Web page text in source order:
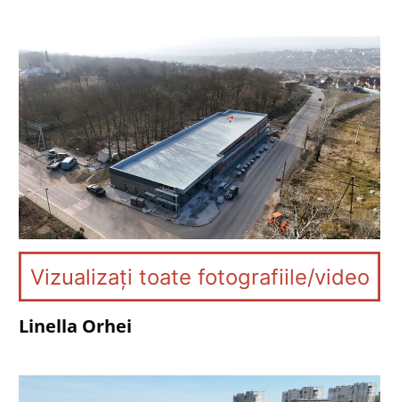
Vizualizați toate fotografiile/video
Linella Orhei